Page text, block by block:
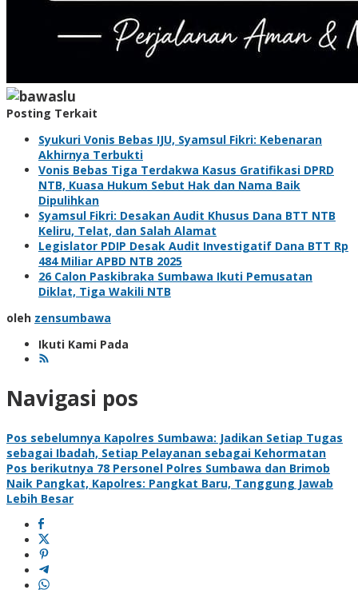
Posting Terkait
Syukuri Vonis Bebas IJU, Syamsul Fikri: Kebenaran
Akhirnya Terbukti
Vonis Bebas Tiga Terdakwa Kasus Gratifikasi DPRD
NTB, Kuasa Hukum Sebut Hak dan Nama Baik
Dipulihkan
Syamsul Fikri: Desakan Audit Khusus Dana BTT NTB
Keliru, Telat, dan Salah Alamat
Legislator PDIP Desak Audit Investigatif Dana BTT Rp
484 Miliar APBD NTB 2025
26 Calon Paskibraka Sumbawa Ikuti Pemusatan
Diklat, Tiga Wakili NTB
oleh zensumbawa
Ikuti Kami Pada
Navigasi pos
Pos sebelumnya Kapolres Sumbawa: Jadikan Setiap Tugas
sebagai Ibadah, Setiap Pelayanan sebagai Kehormatan
Pos berikutnya 78 Personel Polres Sumbawa dan Brimob
Naik Pangkat, Kapolres: Pangkat Baru, Tanggung Jawab
Lebih Besar